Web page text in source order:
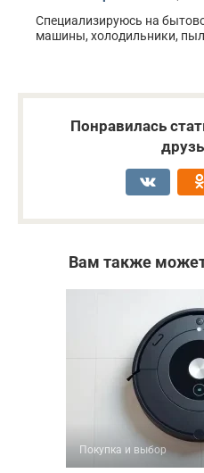
Специализируюсь на
машины, холодильники,
Понравилась
Вам также
Покупка и выбор